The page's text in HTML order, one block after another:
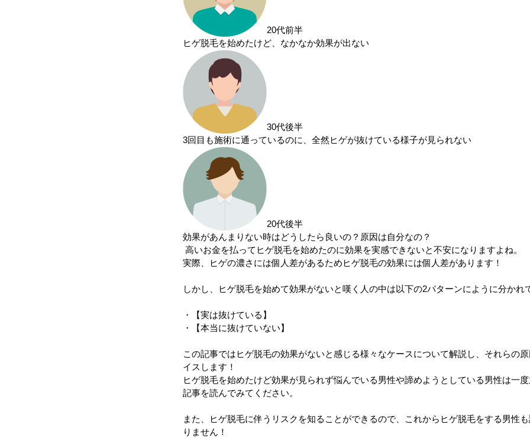
20代前半
ヒゲ脱毛を始めたけど、なかなか効果が出ない
30代後半
3回目も施術に通っているのに、全然ヒゲが抜けている様子が見られない
20代後半
効果があんまりない時はどうしたら良いの？原因は自分なの？
高いお金を払ってヒゲ脱毛を始めたのに効果を実感できないと不安になりますよね。
実際、ヒゲの濃さには個人差があるためヒゲ脱毛の効果には個人差があります！
しかし、ヒゲ脱毛を始めて効果がないと嘆く人の中は以下の2パターンにように分かれ
・【実は抜けている】
・【本当に抜けていない】
この記事ではヒゲ脱毛の効果がないと感じる様々なケースについて解説し、それらの
イスします！
ヒゲ脱毛を始めたけど効果が見られず悩んでいる男性や諦めようとしている男性は一
記事を読んでみてください。
また、ヒゲ脱毛に伴うリスクを知ることができるので、これからヒゲ脱毛をする男性
りません！